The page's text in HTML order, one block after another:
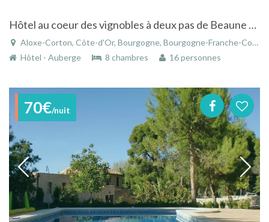
Hôtel au coeur des vignobles à deux pas de Beaune en Bourgogne
Aloxe-Corton, Côte-d'Or, Bourgogne, Bourgogne-Franche-Comté, France
Hôtel - Auberge
8 chambres 16 personnes
70€/nuit